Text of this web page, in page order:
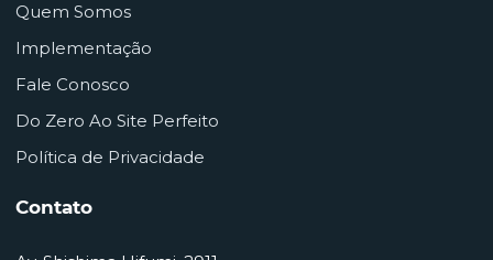
Quem Somos
Implementação
Fale Conosco
Do Zero Ao Site Perfeito
Política de Privacidade
Contato